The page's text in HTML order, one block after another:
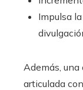
Impulsa
Además,
articulada